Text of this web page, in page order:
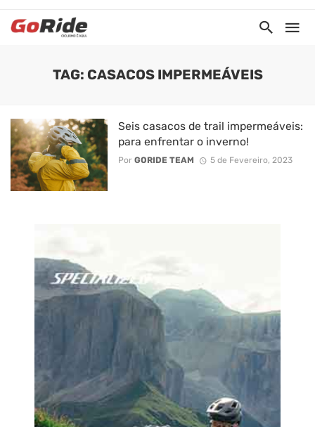
TAG: CASACOS IMPERMEÁVEIS
Seis casacos de trail impermeáveis:
para enfrentar o inverno!
Por GORIDE TEAM 5 de Fevereiro, 2023